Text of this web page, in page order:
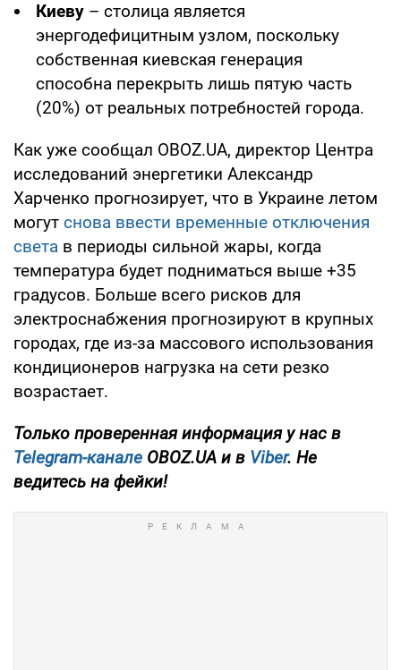
Киеву – столица является
энергодефицитным узлом, поскольку
собственная киевская генерация
способна перекрыть лишь пятую часть
(20%) от реальных потребностей города.
Как уже сообщал OBOZ.UA, директор Центра
исследований энергетики Александр
Харченко прогнозирует, что в Украине летом
могут снова ввести временные отключения
света в периоды сильной жары, когда
температура будет подниматься выше +35
градусов. Больше всего рисков для
электроснабжения прогнозируют в крупных
городах, где из-за массового использования
кондиционеров нагрузка на сети резко
возрастает.
Только проверенная информация у нас в
Telegram-канале OBOZ.UA и в Viber. Не
ведитесь на фейки!